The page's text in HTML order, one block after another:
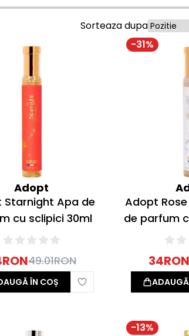
Sorteaza dupa
Adopt
Starnight Apa de
cu sclipici 30ml
RON49.01RON
ÎN COȘ
-31%
Adopt
de parfum
34RON
-13%